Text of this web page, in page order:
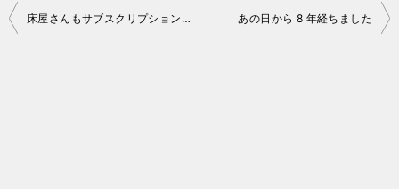
投
床屋さんもサブスクリプション！？ あの日から 8 年経ちました